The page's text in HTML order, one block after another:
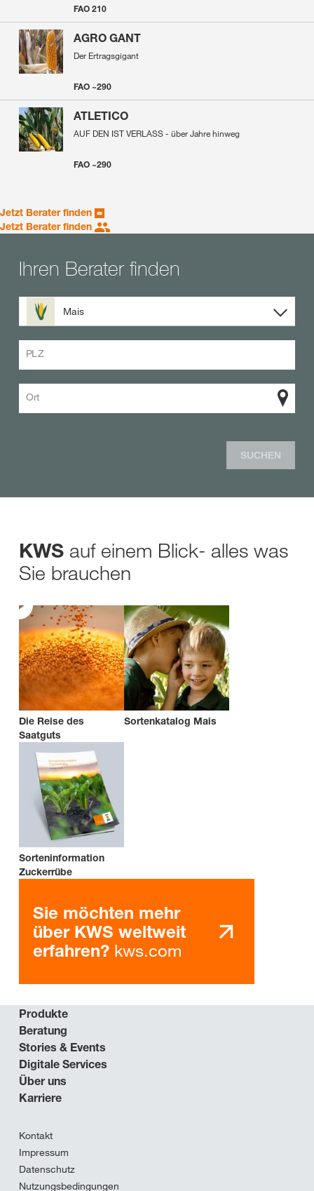
FAO 210
AGRO GANT
Der Ertragsgigant
FAO ~290
ATLETICO
AUF DEN IST VERLASS - über Jahre hinweg
FAO ~290
Jetzt Berater finden
Jetzt Berater finden
Ihren Berater finden
Mais
PLZ
Ort
SUCHEN
KWS auf einem Blick- alles was
Sie brauchen
Die Reise des
Saatguts
Sortenkatalog Mais
Sorteninformation
Zuckerrübe
Sie möchten mehr
über KWS weltweit
erfahren? kws.com
Produkte
Beratung
Stories & Events
Digitale Services
Über uns
Karriere
Kontakt
Impressum
Datenschutz
Nutzungsbedingungen